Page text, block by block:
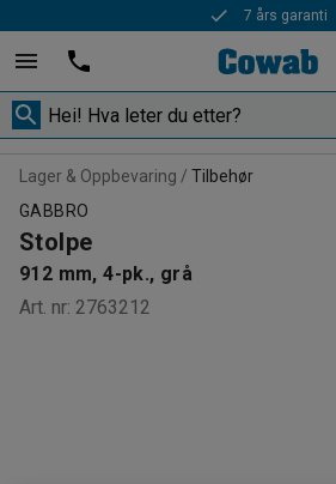
7 års garanti
Lager & Oppbevaring
Tilbehør
GABBRO
Stolpe
912 mm, 4-pk., grå
Art. nr: 2763212